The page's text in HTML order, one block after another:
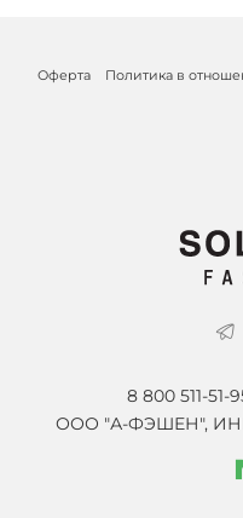
Оферта
Политика в
8 800 511-51-
ООО "А-ФЭШЕН", ИНН/